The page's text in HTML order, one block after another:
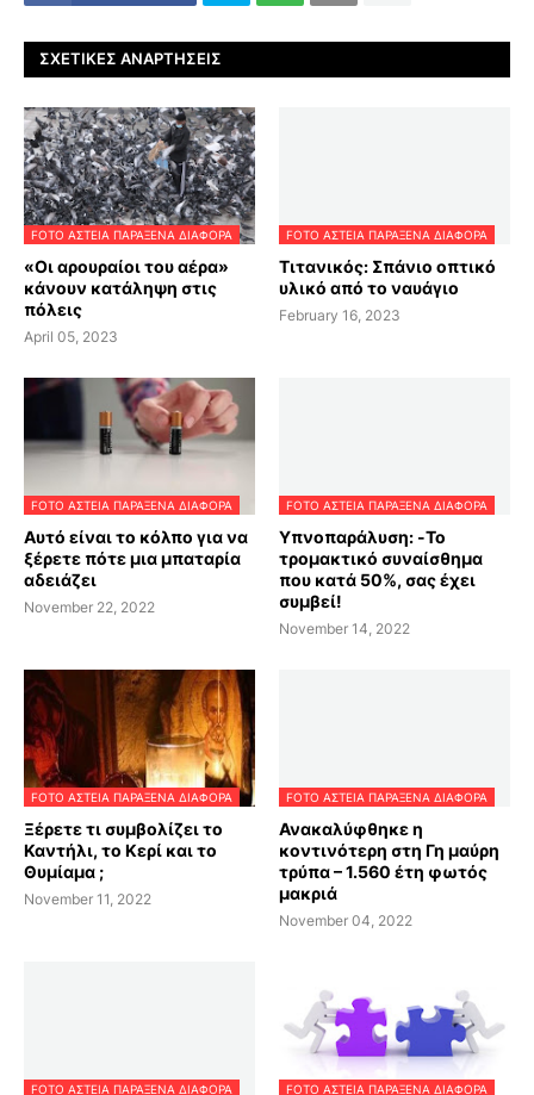
ΣΧΕΤΙΚΈΣ ΑΝΑΡΤΉΣΕΙΣ
FOTO ΑΣΤΕΙΑ ΠΑΡΑΞΕΝΑ ΔΙΑΦΟΡΑ
«Οι αρουραίοι του αέρα»
κάνουν κατάληψη στις
πόλεις
April 05, 2023
FOTO ΑΣΤΕΙΑ ΠΑΡΑΞΕΝΑ ΔΙΑΦΟΡΑ
Τιτανικός: Σπάνιο οπτικό
υλικό από το ναυάγιο
February 16, 2023
FOTO ΑΣΤΕΙΑ ΠΑΡΑΞΕΝΑ ΔΙΑΦΟΡΑ
Αυτό είναι το κόλπο για να
ξέρετε πότε μια μπαταρία
αδειάζει
November 22, 2022
FOTO ΑΣΤΕΙΑ ΠΑΡΑΞΕΝΑ ΔΙΑΦΟΡΑ
Υπνοπαράλυση: -Το
τρομακτικό συναίσθημα
που κατά 50%, σας έχει
συμβεί!
November 14, 2022
FOTO ΑΣΤΕΙΑ ΠΑΡΑΞΕΝΑ ΔΙΑΦΟΡΑ
Ξέρετε τι συμβολίζει το
Καντήλι, το Κερί και το
Θυμίαμα ;
November 11, 2022
FOTO ΑΣΤΕΙΑ ΠΑΡΑΞΕΝΑ ΔΙΑΦΟΡΑ
Ανακαλύφθηκε η
κοντινότερη στη Γη μαύρη
τρύπα – 1.560 έτη φωτός
μακριά
November 04, 2022
FOTO ΑΣΤΕΙΑ ΠΑΡΑΞΕΝΑ ΔΙΑΦΟΡΑ FOTO ΑΣΤΕΙΑ ΠΑΡΑΞΕΝΑ ΔΙΑΦΟΡΑ